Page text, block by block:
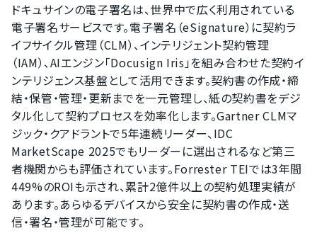
ドキュサインの電子署名は、世界中で広く利用されている
電子署名サービスです。電子署名（eSignature）に契約ラ
イフサイクル管理（CLM）、インテリジェント契約管理
（IAM）、AIエンジン「Docusign Iris」を組み合わせた契約イ
ンテリジェンス基盤として活用できます。契約書の作成・締
結・保管・管理・更新までを一元管理し、紙の契約書をデジ
タル化して契約プロセスを効率化します。Gartner CLMマ
ジック・クアドラントで5年連続リーダー、IDC
MarketScape 2025でもリーダーに選出されるなど第三
者機関からも評価されています。Forrester TEIでは3年間
449%のROIも示され、累計2億件以上の契約処理実績が
あります。あらゆるデバイスから安全に契約書の作成・送
信・署名・管理が可能です。